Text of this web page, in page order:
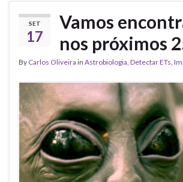
SET
17
Vamos
nos próximos
By Carlos Oliveira in Astrobiologia, Detectar ETs,